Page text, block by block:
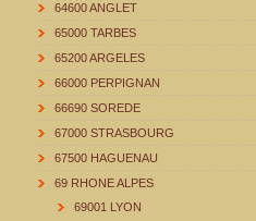
64600 ANGLET
65000 TARBES
65200 ARGELES
66000 PERPIGNAN
66690 SOREDE
67000 STRASBOURG
67500 HAGUENAU
69 RHONE ALPES
69001 LYON